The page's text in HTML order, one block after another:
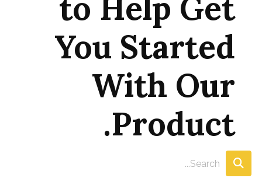
to Help Get
You Started
With Our
Product.